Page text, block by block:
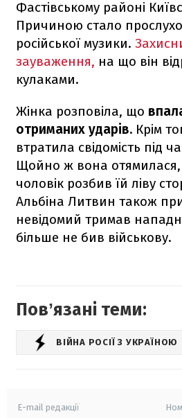
Фастівському районі
Причиною стало
російської музики.
зауваження, на що він
кулаками.
Жінка розповіла, що
отриманих ударів. Крім
втратила свідомість під
Щойно ж вона
чоловік розбив їй ліву
Альбіна Литвин також
невідомий тримав
більше не бив військову.
Повʼязані теми:
ВІЙНА РОСІЇ З УКРАЇНОЮ
E-mail редакції